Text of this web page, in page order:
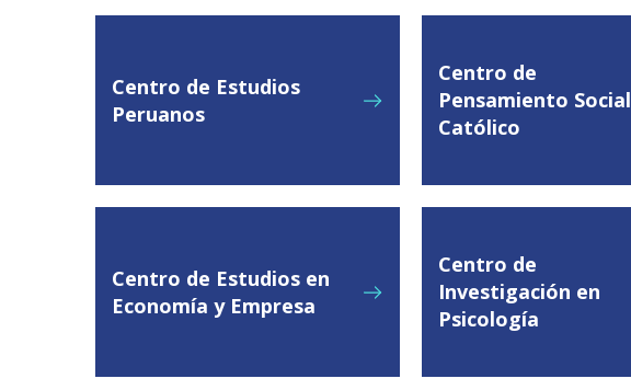
Centro de Estudios
Peruanos
Centro de
Pensamiento Social
Católico
Centro de Estudios en
Economía y Empresa
Centro de
Investigación en
Psicología